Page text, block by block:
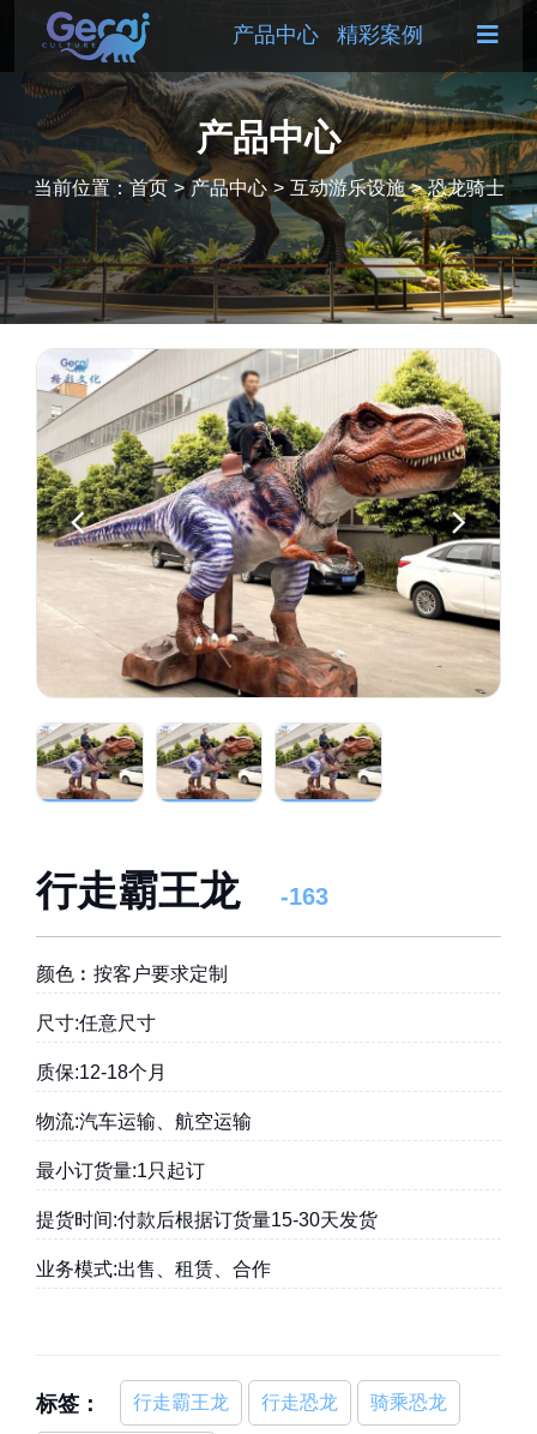
产品中心 精彩案例
产品中心
当前位置：首页 > 产品中心 > 互动游乐设施 > 恐龙骑士
行走霸王龙 -163
颜色︰按客户要求定制
尺寸:任意尺寸
质保:12-18个月
物流:汽车运输、航空运输
最小订货量:1只起订
提货时间:付款后根据订货量15-30天发货
业务模式:出售、租赁、合作
标签： 行走霸王龙 行走恐龙 骑乘恐龙